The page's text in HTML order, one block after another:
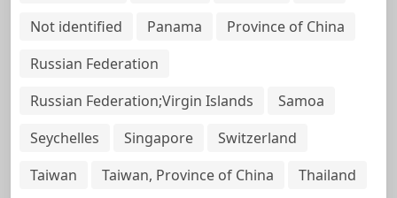
Not identified
Panama
Province of China
Russian Federation
Russian Federation;Virgin Islands
Samoa
Seychelles
Singapore
Switzerland
Taiwan
Taiwan, Province of China
Thailand